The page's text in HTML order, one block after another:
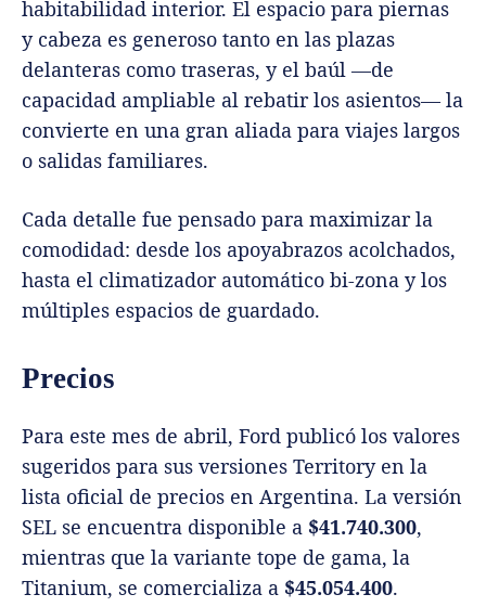
habitabilidad interior. El espacio para piernas
y cabeza es generoso tanto en las plazas
delanteras como traseras, y el baúl —de
capacidad ampliable al rebatir los asientos— la
convierte en una gran aliada para viajes largos
o salidas familiares.
Cada detalle fue pensado para maximizar la
comodidad: desde los apoyabrazos acolchados,
hasta el climatizador automático bi-zona y los
múltiples espacios de guardado.
Precios
Para este mes de abril, Ford publicó los valores
sugeridos para sus versiones Territory en la
lista oficial de precios en Argentina. La versión
SEL se encuentra disponible a $41.740.300,
mientras que la variante tope de gama, la
Titanium, se comercializa a $45.054.400.